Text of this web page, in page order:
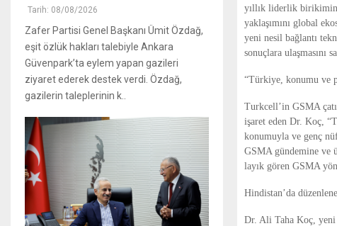
yıllık liderlik
yaklaşımını global
yeni nesil bağlantı
sonuçlara ulaşmasını
“Türkiye, konumu ve
Turkcell’in GSMA
işaret eden Dr. Koç,
konumuyla ve genç
GSMA gündemine ve
layık gören GSMA
Hindistan’da
Dr. Ali Taha Koç, yeni
Tarih: 08/08/2026
Zafer Partisi Genel Başkanı Ümit Özdağ,
eşit özlük hakları talebiyle Ankara
Güvenpark’ta eylem yapan gazileri
ziyaret ederek destek verdi. Özdağ,
gazilerin taleplerinin k..